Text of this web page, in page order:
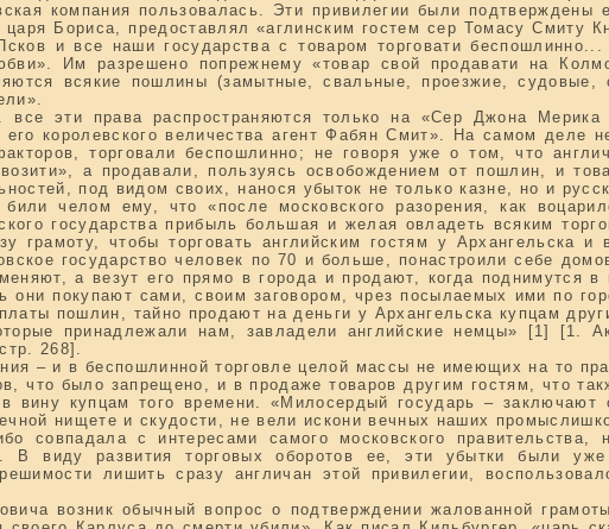
компания пользовалась. Эти привилегии были
Бориса, предоставлял «аглинским гостем сер Томасу Смиту
и все наши государства с товаром торговати беспошлинно...
Им разрешено попрежнему «товар свой продавати на
всякие пошлины (замытные, свальные, проезжие,
все эти права распространяются только на «Сер Джона
королевского величества агент Фабян Смит». На самом деле
торговали беспошлинно; не говоря уже о том, что
а продавали, пользуясь освобождением от пошлин, и
под видом своих, нанося убыток не только казне, но и
челом ему, что «после московского разорения, как
государства прибыль большая и желая овладеть всяким
грамоту, чтобы торговать английским гостям у Архангельска и
государство человек по 70 и больше, понастроили себе
а везут его прямо в города и продают, когда поднимутся
они покупают сами, своим заговором, чрез посылаемых ими по
пошлин, тайно продают на деньги у Архангельска купцам
принадлежали нам, завладели английские немцы» [1]
268].
– и в беспошлинной торговле целой массы не имеющих на то
что было запрещено, и в продаже товаров другим гостям, что
вину купцам того времени. «Милосердый государь –
нищете и скудости, не вели искони вечных наших
совпадала с интересами самого московского правительства,
В виду развития торговых оборотов ее, эти убытки были
лишить сразу англичан этой привилегии,
возник обычный вопрос о подтверждении жалованной